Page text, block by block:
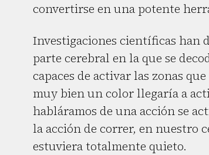
convertirse en una potente
Investigaciones científicas han
parte cerebral en la que se
capaces de activar las zonas
muy bien un color llegaría a
habláramos de una acción se
la acción de correr, en nuestro
estuviera totalmente quieto.